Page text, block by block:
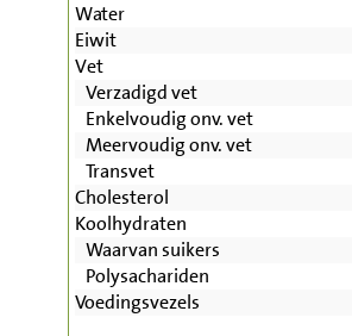
Water
Eiwit
Vet
Verzadigd vet
Enkelvoudig onv. vet
Meervoudig onv. vet
Transvet
Cholesterol
Koolhydraten
Waarvan suikers
Polysachariden
Voedingsvezels